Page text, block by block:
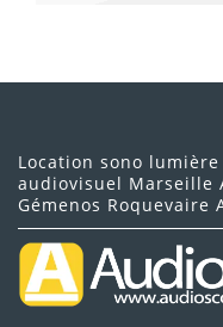
Location sono
audiovisuel Marseille
Gémenos Roquevaire